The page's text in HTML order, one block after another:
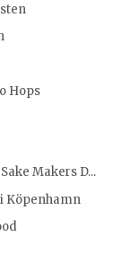
Hops
Makers D...
Köpenhamn